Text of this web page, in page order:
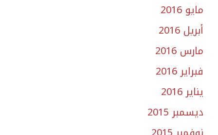
مايو 2016
أبريل 2016
مارس 2016
فبراير 2016
يناير 2016
ديسمبر 2015